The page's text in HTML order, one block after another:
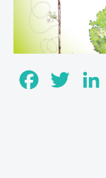
FacebookTwitter